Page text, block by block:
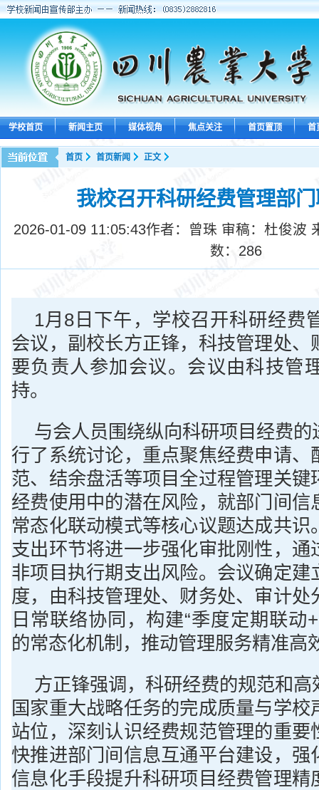
学校首页 新闻主页 媒体视角 焦点关注 首页置顶 首
首页 首页新闻 正文
我校召开科研经费管理部
2026-01-09 11:05:43作者：曾珠 审稿：杜俊波
数： 286
1月8日下午，学校召开科研经费
会议，副校长方正锋，科技管理处、
要负责人参加会议。会议由科技管
持。
与会人员围绕纵向科研项目经费
行了系统讨论，重点聚焦经费申请、
范、结余盘活等项目全过程管理关键
经费使用中的潜在风险，就部门间信
常态化联动模式等核心议题达成共识
支出环节将进一步强化审批刚性，通
非项目执行期支出风险。会议确定建
度，由科技管理处、财务处、审计处
日常联络协同，构建“季度定期联动
的常态化机制，推动管理服务精准高
方正锋强调，科研经费的规范和
国家重大战略任务的完成质量与学校
站位，深刻认识经费规范管理的重要
快推进部门间信息互通平台建设，强
信息化手段提升科研项目经费管理精